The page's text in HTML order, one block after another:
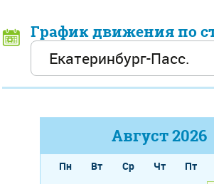
График движения по
Август2026
Пн Вт Ср Чт Пт